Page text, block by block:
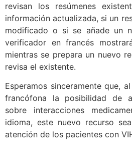
revisan los resúmenes
información actualizada, si un
modificado o si se añade un
verificador en francés
mientras se prepara un nuevo
revisa el existente.
Esperamos sinceramente que,
francófona la posibilidad de
sobre interacciones
idioma, este nuevo recurso
atención de los pacientes con